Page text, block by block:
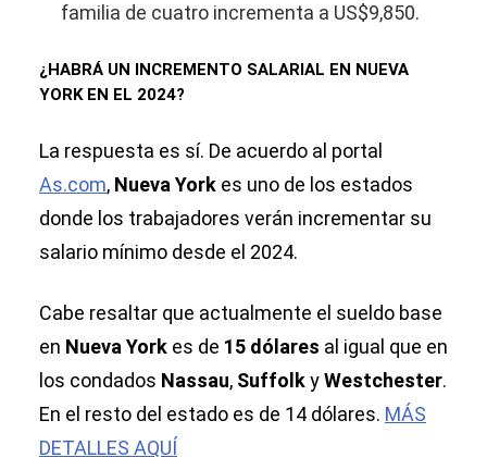
familia de cuatro incrementa a US$9,850.
¿HABRÁ UN INCREMENTO SALARIAL EN NUEVA
YORK EN EL 2024?
La respuesta es sí. De acuerdo al portal
As.com, Nueva York es uno de los estados
donde los trabajadores verán incrementar su
salario mínimo desde el 2024.
Cabe resaltar que actualmente el sueldo base
en Nueva York es de 15 dólares al igual que en
los condados Nassau, SuffolkyWestchester.
En el resto del estado es de 14 dólares. MÁS
DETALLES AQUÍ